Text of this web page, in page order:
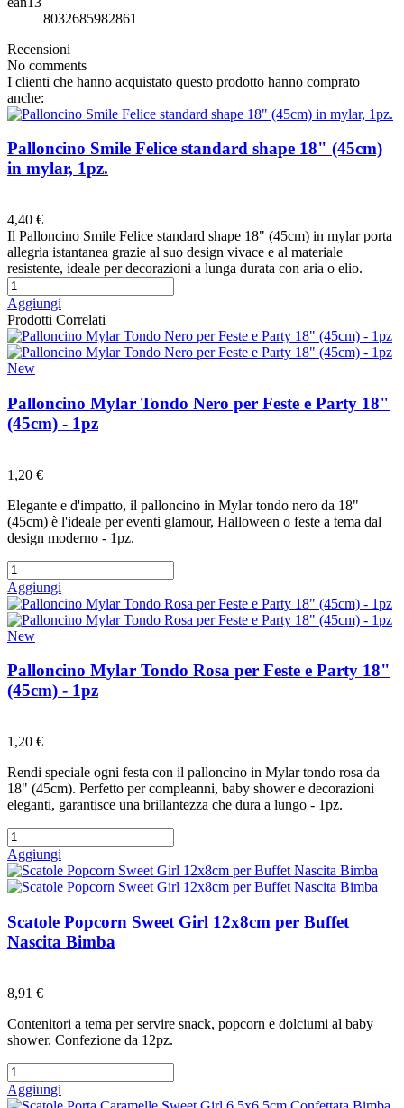
8032685982861
Recensioni
No comments
I clienti che hanno acquistato questo prodotto hanno comprato
anche:
Palloncino Smile Felice standard shape 18" (45cm)
in mylar, 1pz.
4,40 €
Il Palloncino Smile Felice standard shape 18" (45cm) in mylar porta
allegria istantanea grazie al suo design vivace e al materiale
resistente, ideale per decorazioni a lunga durata con aria o elio.
Aggiungi
Prodotti Correlati
New
Palloncino Mylar Tondo Nero per Feste e Party 18"
(45cm) - 1pz
1,20 €
Elegante e d'impatto, il palloncino in Mylar tondo nero da 18"
(45cm) è l'ideale per eventi glamour, Halloween o feste a tema dal
design moderno - 1pz.
Aggiungi
New
Palloncino Mylar Tondo Rosa per Feste e Party 18"
(45cm) - 1pz
1,20 €
Rendi speciale ogni festa con il palloncino in Mylar tondo rosa da
18" (45cm). Perfetto per compleanni, baby shower e decorazioni
eleganti, garantisce una brillantezza che dura a lungo - 1pz.
Aggiungi
Scatole Popcorn Sweet Girl 12x8cm per Buffet
Nascita Bimba
8,91 €
Contenitori a tema per servire snack, popcorn e dolciumi al baby
shower. Confezione da 12pz.
Aggiungi